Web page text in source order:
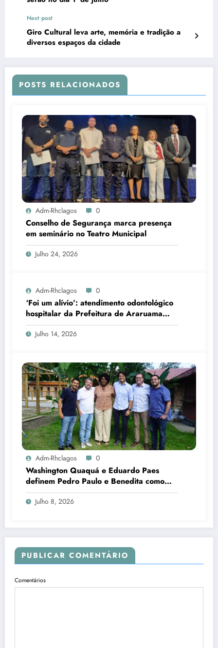
Next post
Giro Cultural leva arte, memória e tradição a
diversos espaços da cidade
POSTS RELACIONADOS
Adm-Rhclagos 0
Conselho de Segurança marca presença
em seminário no Teatro Municipal
Julho 24, 2026
Adm-Rhclagos 0
‘Foi um alívio’: atendimento odontológico
hospitalar da Prefeitura de Araruama
transforma rotina de famílias atípicas
Julho 14, 2026
Adm-Rhclagos 0
Washington Quaquá e Eduardo Paes
definem Pedro Paulo e Benedita como
candidatos ao Senado no Rio
Julho 8, 2026
PUBLICAR COMENTÁRIO
Comentários